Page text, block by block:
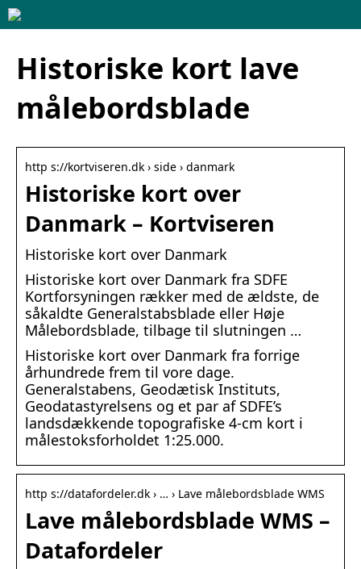
Historiske kort lave
målebordsblade
http s://kortviseren.dk › side › danmark
Historiske kort over
Danmark – Kortviseren
Historiske kort over Danmark
Historiske kort over Danmark fra SDFE
Kortforsyningen rækker med de ældste, de
såkaldte Generalstabsblade eller Høje
Målebordsblade, tilbage til slutningen …
Historiske kort over Danmark fra forrige
århundrede frem til vore dage.
Generalstabens, Geodætisk Instituts,
Geodatastyrelsens og et par af SDFE’s
landsdækkende topografiske 4-cm kort i
målestoksforholdet 1:25.000.
http s://datafordeler.dk › … › Lave målebordsblade WMS
Lave målebordsblade WMS –
Datafordeler